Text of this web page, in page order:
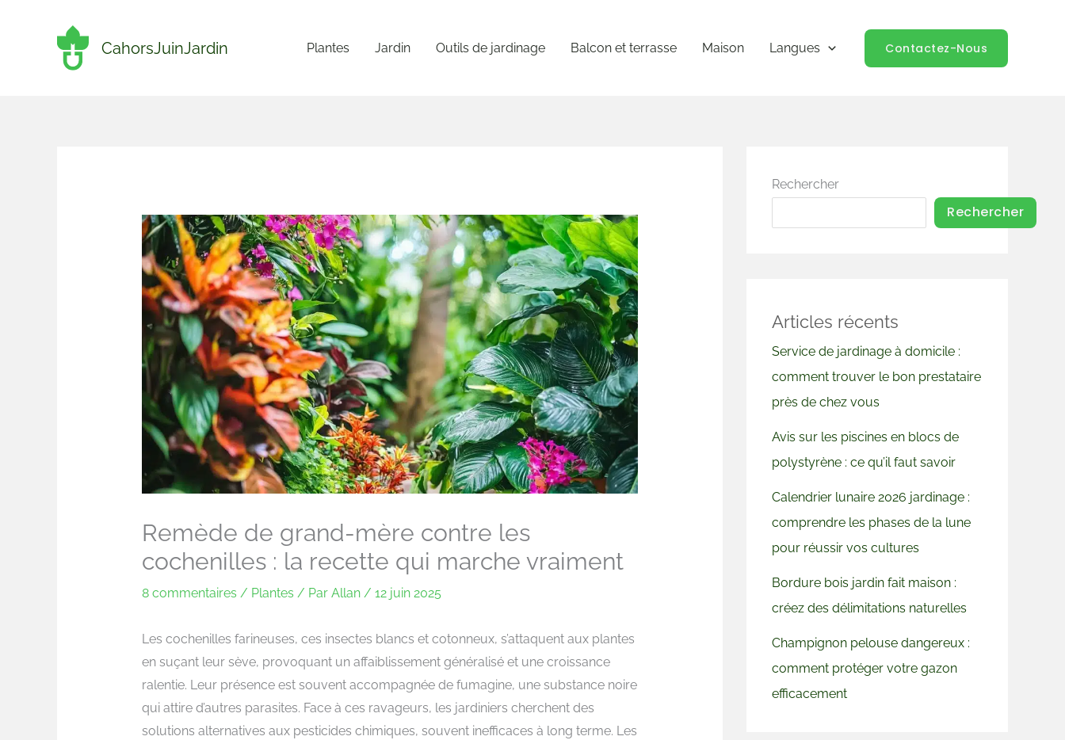
CahorsJuinJardin Plantes Jardin Outils de jardinage Balcon et terrasse Maison Langues Contactez-Nous
Remède de grand-mère contre les
cochenilles : la recette qui marche vraiment
8 commentaires / Plantes / Par Allan / 12 juin 2025
Les cochenilles farineuses, ces insectes blancs et cotonneux, s’attaquent aux plantes
en suçant leur sève, provoquant un affaiblissement généralisé et une croissance
ralentie. Leur présence est souvent accompagnée de fumagine, une substance noire
qui attire d’autres parasites. Face à ces ravageurs, les jardiniers cherchent des
solutions alternatives aux pesticides chimiques, souvent inefficaces à long terme. Les
Rechercher
Rechercher
Articles récents
Service de jardinage à domicile :
comment trouver le bon prestataire
près de chez vous
Avis sur les piscines en blocs de
polystyrène : ce qu’il faut savoir
Calendrier lunaire 2026 jardinage :
comprendre les phases de la lune
pour réussir vos cultures
Bordure bois jardin fait maison :
créez des délimitations naturelles
Champignon pelouse dangereux :
comment protéger votre gazon
efficacement